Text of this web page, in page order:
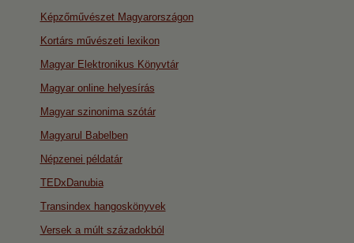
Képzőművészet Magyarországon
Kortárs művészeti lexikon
Magyar Elektronikus Könyvtár
Magyar online helyesírás
Magyar szinonima szótár
Magyarul Babelben
Népzenei példatár
TEDxDanubia
Transindex hangoskönyvek
Versek a múlt századokból